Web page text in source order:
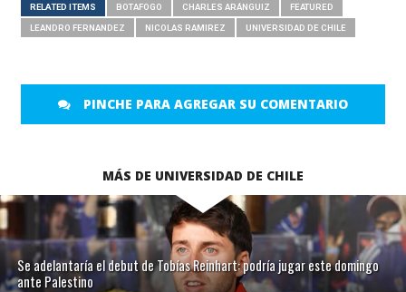
RELATED ITEMS BOTAFOGO CHARLES ARÁNGUIZ FEATURED
LEANDRO FERNANDEZ NICOLAS RAMIREZ UNIVERSIDAD DE CHILE
PINCHE PARA AGREGAR SU COMENTARIO
MÁS DE UNIVERSIDAD DE CHILE
Se adelantaría el debut de Tobías Reinhart: podría jugar este domingo
ante Palestino